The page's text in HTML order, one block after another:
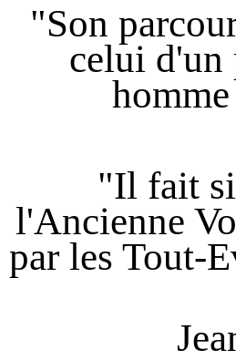
"Son
celui d'un
"Il fait
l'Ancienne
par les Tout-